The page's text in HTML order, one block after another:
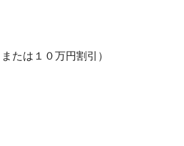
たは１０万円割引）